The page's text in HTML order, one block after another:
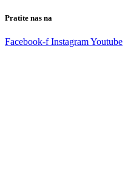
Pratite nas na
Facebook-f InstagramYoutube